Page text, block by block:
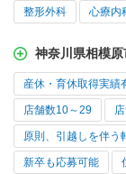
整形外科 心療内
神奈川県相模
産休・育休取得実績
店舗数10～29
原則、引越しを伴う
新卒も応募可能